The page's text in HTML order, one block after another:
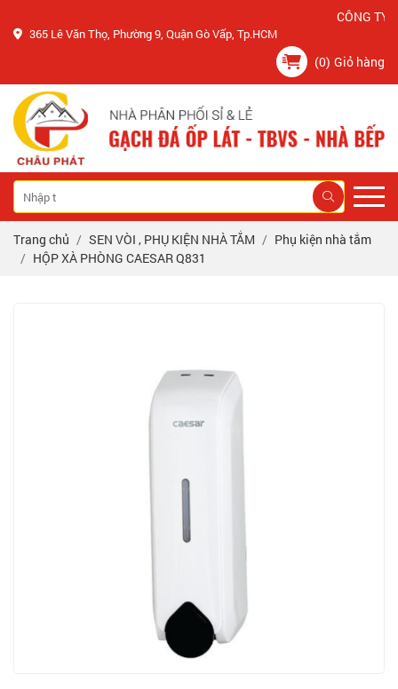
CÔNG TY
365 Lê Văn Thọ, Phường 9, Quận Gò Vấp, Tp.HCM
(0) Giỏ hàng
Trang chủ SEN VÒI , PHỤ KIỆN NHÀ TẮM
Phụ kiện nhà tắm
HỘP XÀ PHÒNG CAESAR Q831